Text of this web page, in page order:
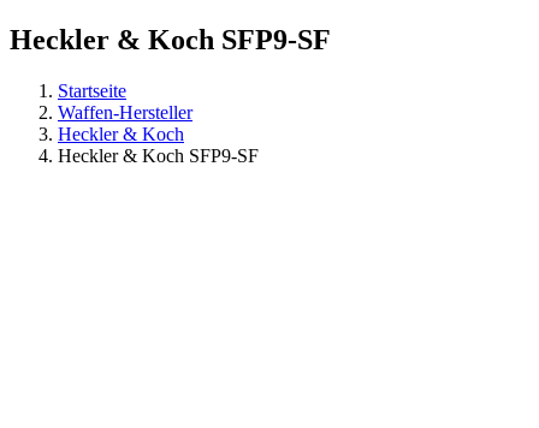
Heckler & Koch SFP9-SF
Startseite
Waffen-Hersteller
Heckler & Koch
Heckler & Koch SFP9-SF